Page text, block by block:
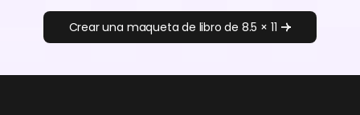
Crear una maqueta de libro de 8.5 × 11